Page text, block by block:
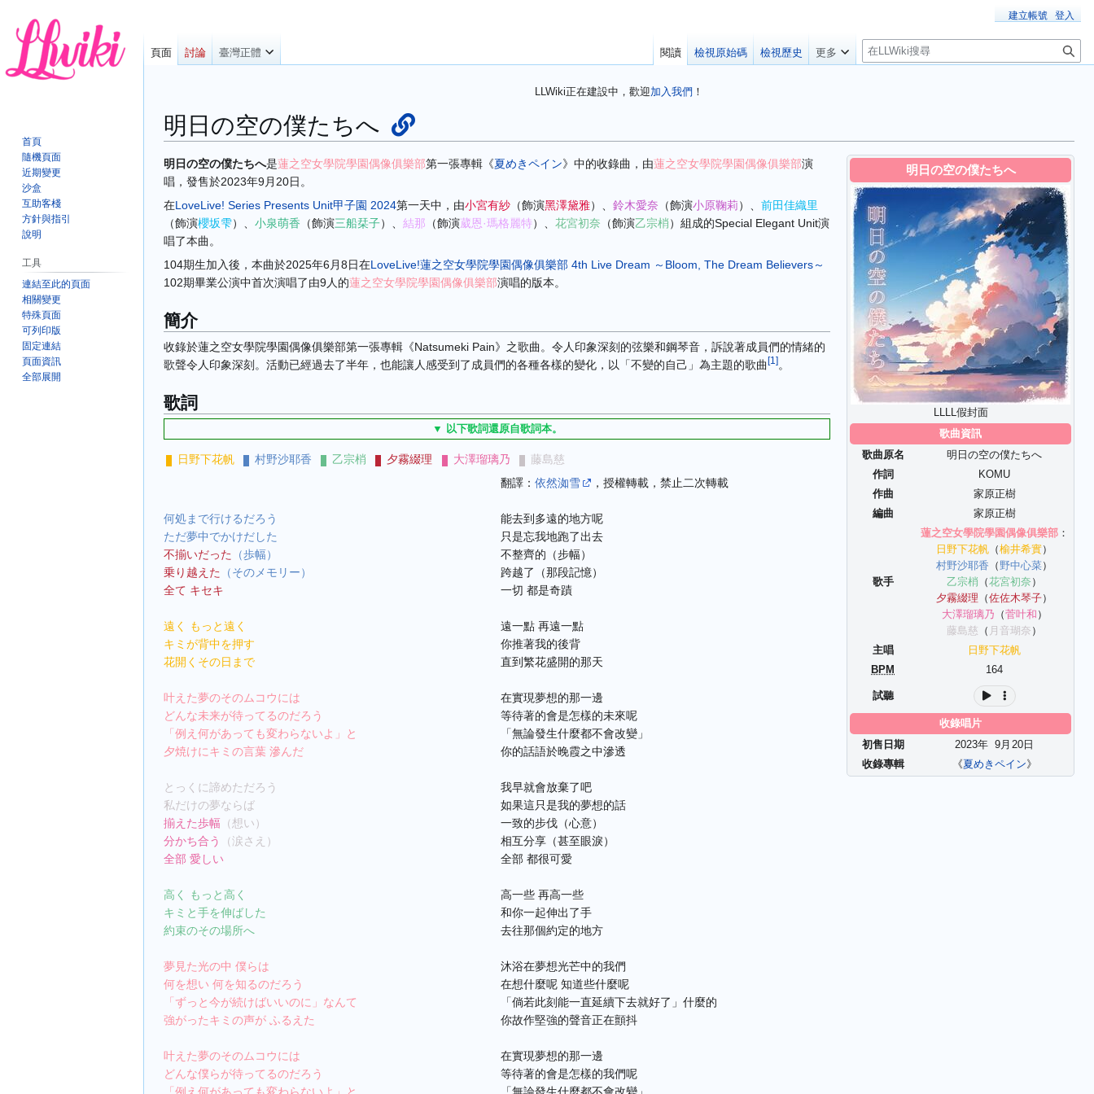
LLWiki正在建設中，歡迎加入我們 ！
明日の空の僕たちへ
跳
至
導
覽
跳
至
搜
尋
明日の空の僕たちへ
LLLL假封面
歌曲資訊
歌曲原名
明日の空の僕たちへ
作詞
KOMU
作曲
家原正樹
編曲
家原正樹
歌手
蓮之空女學院學園偶像俱樂部：
日野下花帆 （榆井希實）
村野沙耶香 （ 野中心菜）
乙宗梢 （花宮初奈 ）
夕霧綴理 （佐佐木琴子）
大澤瑠璃乃 （菅叶和 ）
藤島慈 （ 月音瑚奈 ）
主唱
日野下花帆
BPM
164
試聽
收錄唱片
初售日期
2023年 9月 20日
收錄專輯
《夏めきペイン》
明日の空の僕たちへ是蓮之空女學院學園偶像俱樂部第一張專輯《夏めきペイン》中的收錄曲，由蓮之空女學院學園偶像俱樂部演
唱，發售於2023年9月20日。
在LoveLive! Series Presents Unit甲子園 2024第一天中，由小宮有紗 （飾演黑澤黛雅） 鈴木愛奈 （飾演小原鞠莉）
前田佳織里
（飾演櫻坂雫） 小泉萌香 （飾演三船栞子） 結那 （飾演葳恩·瑪格麗特） 花宮初奈 （飾演乙宗梢） 組成的Special Elegant Unit演
唱了本曲。
104期生加入後，本曲於2025年6月8日在LoveLive!蓮之空女學院學園偶像俱樂部 4th Live Dream ～Bloom, The Dream Believers～
102期畢業公演中首次演唱了由9人的蓮之空女學院學園偶像俱樂部演唱的版本。
簡介
收錄於蓮之空女學院學園偶像俱樂部第一張專輯《Natsumeki Pain》之歌曲。令人印象深刻的弦樂和鋼琴音，訴說著成員們的情緒的
歌聲令人印象深刻。活動已經過去了半年，也能讓人感受到了成員們的各種各樣的變化，以「不變的自己」為主題的歌曲 [1 ] 。
歌詞
▼ 以下歌詞還原自歌詞本。
日野下花帆 村野沙耶香 乙宗梢 夕霧綴理 大澤瑠璃乃
藤島慈
翻譯： 依然洳雪 ，授權轉載，禁止二次轉載
何処まで行けるだろう
能去到多遠的地方呢
ただ夢中でかけだした
只是忘我地跑了出去
不揃いだった
（歩幅）
不整齊的（步幅）
乗り越えた
（そのメモリー）
跨越了（那段記憶）
全て キセキ
一切 都是奇蹟
遠く もっと遠く
遠一點 再遠一點
キミが背中を押す
你推著我的後背
花開くその日まで
直到繁花盛開的那天
叶えた夢のそのムコウには
在實現夢想的那一邊
どんな未来が待ってるのだろう
等待著的會是怎樣的未來呢
「例え何があっても変わらないよ」と
「無論發生什麼都不會改變」
夕焼けにキミの言葉 滲んだ
你的話語於晚霞之中滲透
とっくに諦めただろう
我早就會放棄了吧
私だけの夢ならば
如果這只是我的夢想的話
揃えた歩幅 （想い）
一致的步伐（心意）
分かち合う
（涙さえ）
相互分享（甚至眼淚）
全部 愛しい
全部 都很可愛
高く もっと高く
高一些 再高一些
キミと手を伸ばした
和你一起伸出了手
約束のその場所へ
去往那個約定的地方
夢見た光の中 僕らは
沐浴在夢想光芒中的我們
何を想い 何を知るのだろう
在想什麼呢 知道些什麼呢
「ずっと今が続けばいいのに」なんて
「倘若此刻能一直延續下去就好了」什麼的
強がったキミの声が ふるえた
你故作堅強的聲音正在顫抖
叶えた夢のそのムコウには
在實現夢想的那一邊
どんな僕らが待ってるのだろう
等待著的會是怎樣的我們呢
建立帳號 登入
頁面 討論 臺灣正體 閱讀 檢視原始碼 檢視歷史 更多
搜
尋
首頁
隨機頁面
近期變更
沙盒
互助客棧
方針與指引
說明
工具
連結至此的頁面
相關變更
特殊頁面
可列印版
固定連結
頁面資訊
全部展開